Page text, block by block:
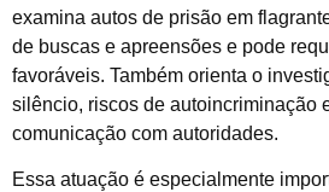
examina autos de prisão em
de buscas e apreensões e pode
favoráveis. Também orienta o
silêncio, riscos de autoincriminação
comunicação com autoridades.
Essa atuação é especialmente